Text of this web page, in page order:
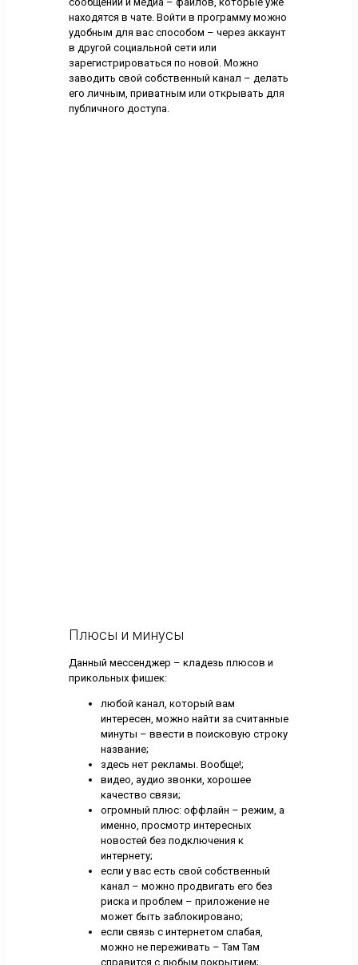
находятся в чате. Войти в программу можно
удобным для вас способом – через аккаунт
в другой социальной сети или
зарегистрироваться по новой. Можно
заводить свой собственный канал – делать
его личным, приватным или открывать для
публичного доступа.
Плюсы и минусы
Данный мессенджер – кладезь плюсов и
прикольных фишек:
любой канал, который вам
интересен, можно найти за считанные
минуты – ввести в поисковую строку
название;
здесь нет рекламы. Вообще!;
видео, аудио звонки, хорошее
качество связи;
огромный плюс: оффлайн – режим, а
именно, просмотр интересных
новостей без подключения к
интернету;
если у вас есть свой собственный
канал – можно продвигать его без
риска и проблем – приложение не
может быть заблокировано;
если связь с интернетом слабая,
можно не переживать – Там Там
справится с любым покрытием;